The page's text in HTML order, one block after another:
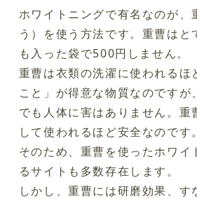
ホワイトニングで有名なのが、
う）を使う方法です。重曹はと
も入った袋で500円しません。
重曹は衣類の洗濯に使われるほ
こと」が得意な物質なのですが
でも人体に害はありません。重
して使われるほど安全なのです。
そのため、重曹を使ったホワイ
るサイトも多数存在します。
しかし、重曹には研磨効果、す